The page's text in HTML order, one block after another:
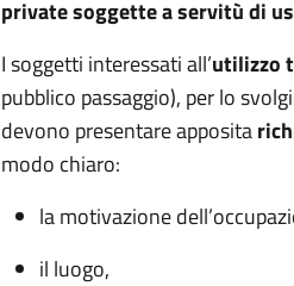
private soggette a servitù di
I soggetti interessati all’utilizzo
pubblico passaggio), per lo
devono presentare apposita
modo chiaro:
la motivazione
il luogo,